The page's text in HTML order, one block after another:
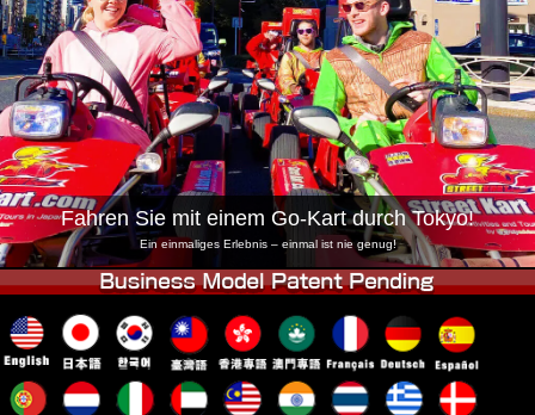
Tokio Akihabara#2 Tokio Shibuya
Tokio Shibuya Annex Tokio Bucht
Tokio Asakusa Osaka
Okinawa
Fahren Sie mit einem Go-Kart durch Tokyo!
Ein einmaliges Erlebnis – einmal ist nie genug!